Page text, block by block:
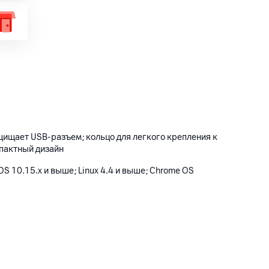
USB-разъем; кольцо для легкого крепления к
дизайн
10.15.x и выше; Linux 4.4 и выше; Chrome OS